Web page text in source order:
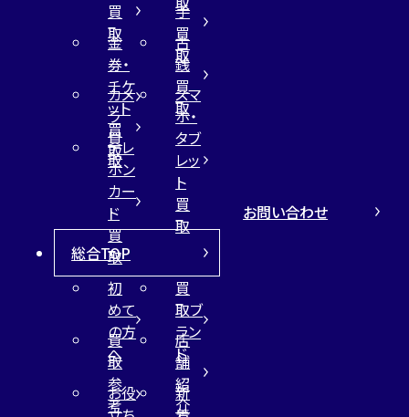
買
取
手
買
取
金
券・
チケ
ット
買
取
古
銭
買
取
カメ
ラ
買
取
スマ
ホ・
タブ
レッ
ト
買
取
テレ
ホン
カー
ド
買
取
総合TOP
初
めて
の方
へ
買
取ブ
ラン
ド
買
取
参
考
店
舗
紹
介
お役
新
お問い合わせ